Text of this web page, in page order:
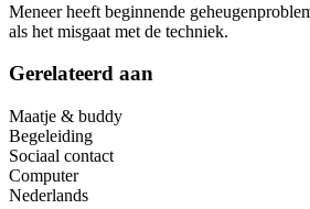
Meneer heeft beginnende
als het misgaat met de techniek.
Gerelateerd aan
Maatje & buddy
Begeleiding
Sociaal contact
Computer
Nederlands